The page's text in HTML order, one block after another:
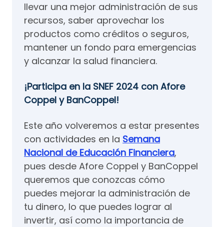
llevar una mejor administración de sus
recursos, saber aprovechar los
productos como créditos o seguros,
mantener un fondo para emergencias
y alcanzar la salud financiera.
¡Participa en la SNEF 2024 con Afore
Coppel y BanCoppel!
Este año volveremos a estar presentes
con actividades en la Semana
Nacional de Educación Financiera,
pues desde Afore Coppel y BanCoppel
queremos que conozcas cómo
puedes mejorar la administración de
tu dinero, lo que puedes lograr al
invertir, así como la importancia de